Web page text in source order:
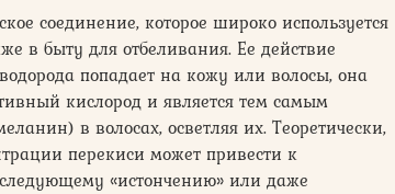
соединение, которое широко используется
в быту для отбеливания. Ее действие
попадает на кожу или волосы, она
кислород и является тем самым
в волосах, осветляя их. Теоретически,
перекиси может привести к
«истончению» или даже